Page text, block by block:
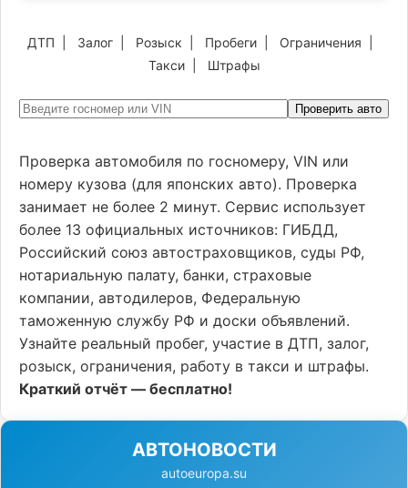
ДТП Залог Розыск Пробеги Ограничения
Такси| Штрафы
Проверить авто
Проверка автомобиля по госномеру, VIN или
номеру кузова (для японских авто). Проверка
занимает не более 2 минут. Сервис использует
более 13 официальных источников: ГИБДД,
Российский союз автостраховщиков, суды РФ,
нотариальную палату, банки, страховые
компании, автодилеров, Федеральную
таможенную службу РФ и доски объявлений.
Узнайте реальный пробег, участие в ДТП, залог,
розыск, ограничения, работу в такси и штрафы.
Краткий отчёт — бесплатно!
АВТОНОВОСТИ
autoeuropa.su